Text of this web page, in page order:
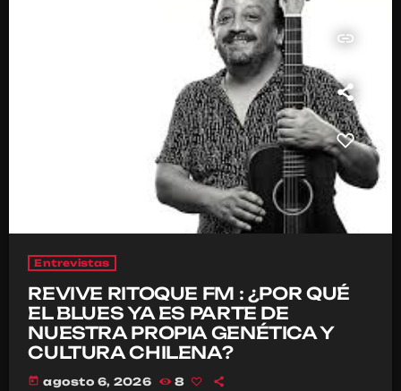
insert_link
Entrevistas
REVIVE RITOQUE FM : ¿POR QUÉ
EL BLUES YA ES PARTE DE
NUESTRA PROPIA GENÉTICA Y
CULTURA CHILENA?
today agosto 6, 2026 8